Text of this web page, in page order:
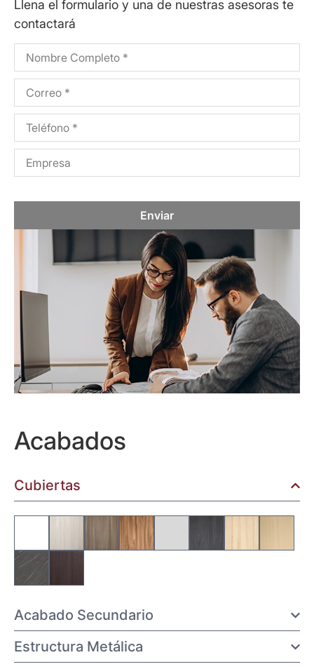
Llena el formulario y una de nuestras asesoras te
contactará
Enviar
Acabados
Cubiertas
Acabado Secundario
Estructura Metálica